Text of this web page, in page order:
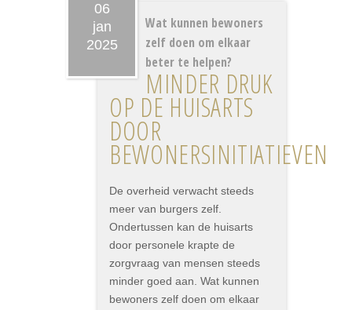
06
jan
2025
Wat kunnen bewoners
zelf doen om elkaar
beter te helpen?
MINDER DRUK
OP DE HUISARTS
DOOR
BEWONERSINITIATIEVEN
De overheid verwacht steeds
meer van burgers zelf.
Ondertussen kan de huisarts
door personele krapte de
zorgvraag van mensen steeds
minder goed aan. Wat kunnen
bewoners zelf doen om elkaar